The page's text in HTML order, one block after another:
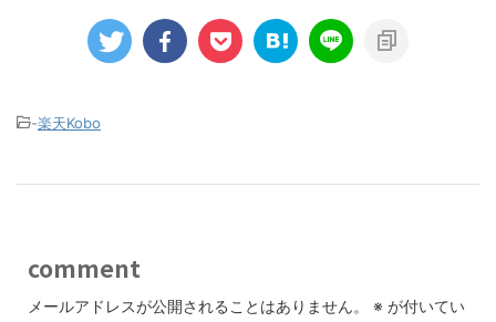
-楽天Kobo
comment
メールアドレスが公開されることはありません。 ※ が付いてい